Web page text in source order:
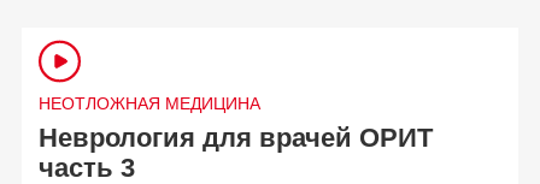
НЕОТЛОЖНАЯ МЕДИЦИНА
Неврология для врачей ОРИТ
часть 3